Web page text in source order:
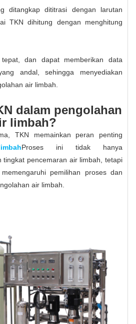
ditangkap dititrasi dengan larutan
TKN dihitung dengan menghitung
dan dapat memberikan data
andal, sehingga menyediakan
air limbah.
dalam pengolahan
limbah?
TKN memainkan peran penting
Proses ini tidak hanya
tingkat pencemaran air limbah, tetapi
pemilihan proses dan
air limbah.